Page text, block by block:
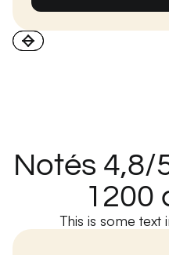
Notés 4,8/
1200
This is some text